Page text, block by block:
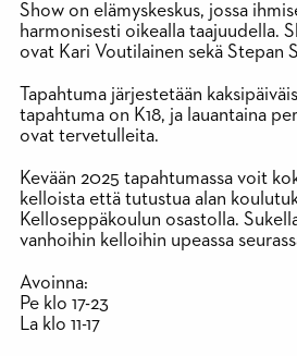
Show on elämyskeskus, jossa
harmonisesti oikealla taajuudella.
ovat Kari Voutilainen sekä Stepan
Tapahtuma järjestetään
tapahtuma on K18, ja lauantaina
ovat tervetulleita.
Kevään 2025 tapahtumassa voit
kelloista että tutustua alan
Kelloseppäkoulun osastolla.
vanhoihin kelloihin upeassa
Avoinna:
Pe klo 17-23
La klo 11-17